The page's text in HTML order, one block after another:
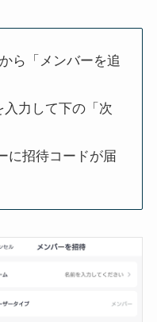
ら「メンバーを追
力して下の「次
に招待コードが届